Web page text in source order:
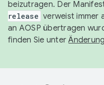
beizutragen. Der
release verweist immer
an AOSP übertragen
finden Sie unter